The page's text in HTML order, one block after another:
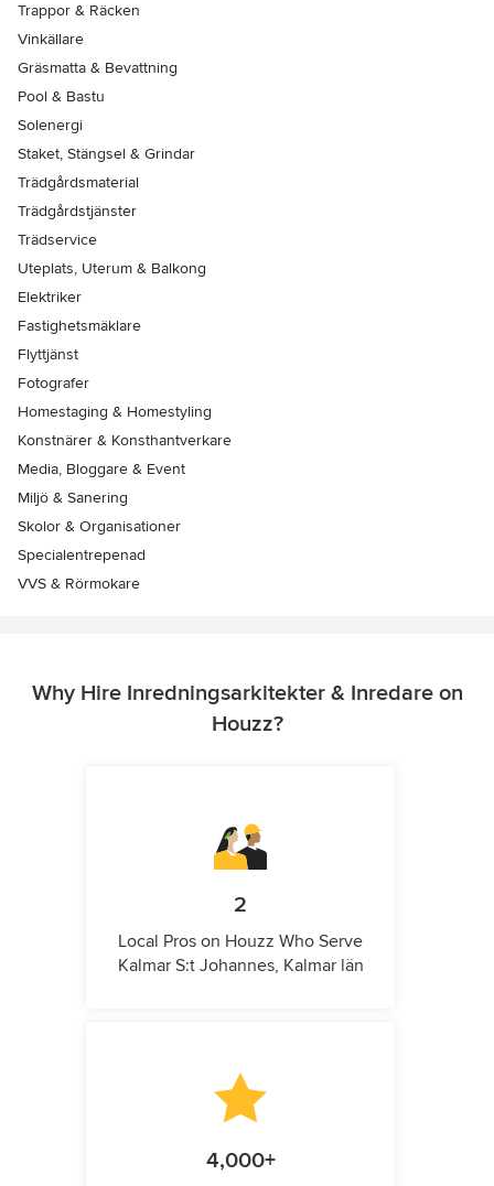
Trappor & Räcken
Vinkällare
Gräsmatta & Bevattning
Pool & Bastu
Solenergi
Staket, Stängsel & Grindar
Trädgårdsmaterial
Trädgårdstjänster
Trädservice
Uteplats, Uterum & Balkong
Elektriker
Fastighetsmäklare
Flyttjänst
Fotografer
Homestaging & Homestyling
Konstnärer & Konsthantverkare
Media, Bloggare & Event
Miljö & Sanering
Skolor & Organisationer
Specialentrepenad
VVS & Rörmokare
Why Hire Inredningsarkitekter & Inredare on
Houzz?
2
Local Pros on Houzz Who Serve
Kalmar S:t Johannes, Kalmar län
4,000+